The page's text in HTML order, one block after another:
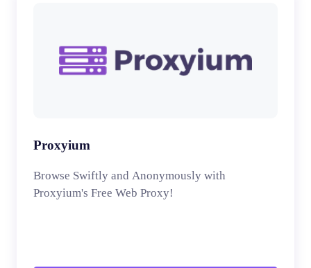
Proxyium
Browse Swiftly and Anonymously with
Proxyium's Free Web Proxy!